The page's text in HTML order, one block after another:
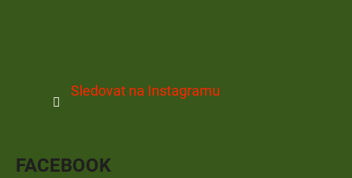
Sledovat na Instagramu
FACEBOOK